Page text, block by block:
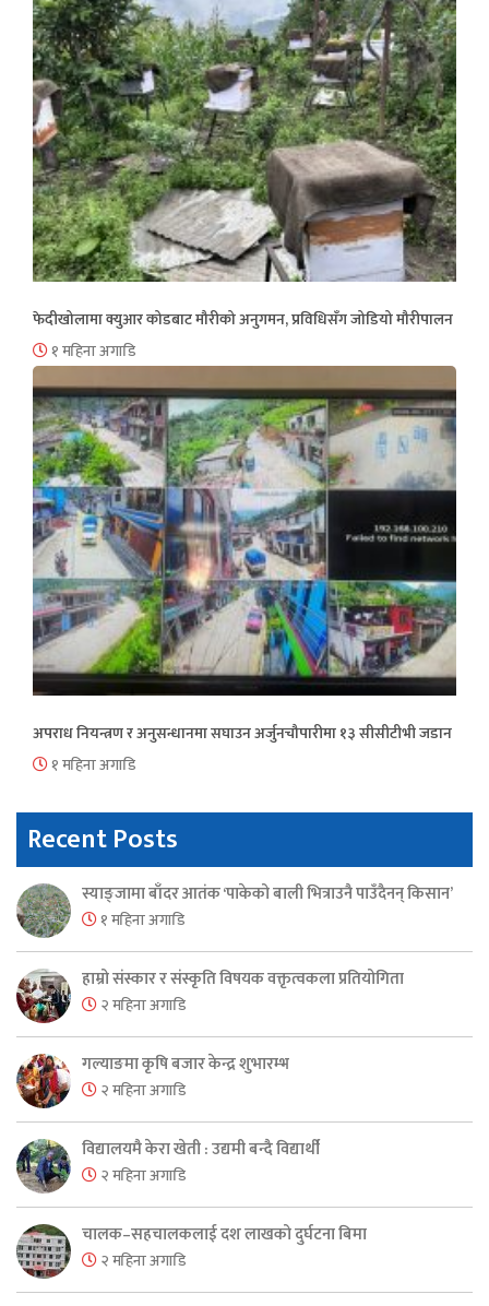
फेदीखोलामा क्युआर कोडबाट मौरीको अनुगमन, प्रविधिसँग जोडियो मौरीपालन
१ महिना अगाडि
अपराध नियन्त्रण र अनुसन्धानमा सघाउन अर्जुनचौपारीमा १३ सीसीटीभी जडान
१ महिना अगाडि
Recent Posts
स्याङ्जामा बाँदर आतंक ‘पाकेको बाली भित्राउनै पाउँदैनन् किसान’
१ महिना अगाडि
हाम्रो संस्कार र संस्कृति विषयक वक्तृत्वकला प्रतियोगिता
२ महिना अगाडि
गल्याङमा कृषि बजार केन्द्र शुभारम्भ
२ महिना अगाडि
विद्यालयमै केरा खेती : उद्यमी बन्दै विद्यार्थी
२ महिना अगाडि
चालक–सहचालकलाई दश लाखको दुर्घटना बिमा
२ महिना अगाडि